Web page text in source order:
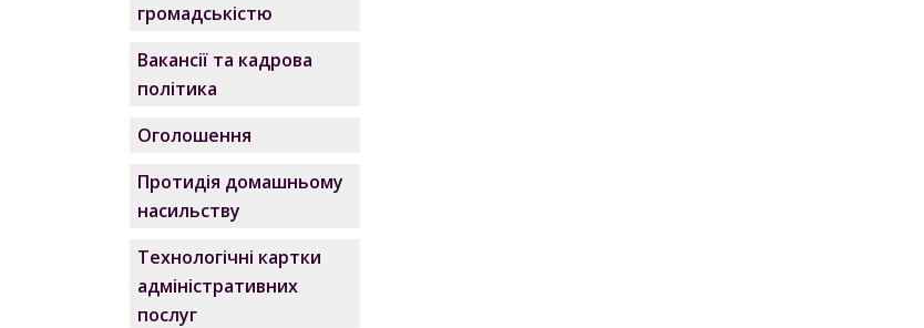
громадськістю
Вакансії та кадрова
політика
Оголошення
Протидія домашньому
насильству
Технологічні картки
адміністративних
послуг